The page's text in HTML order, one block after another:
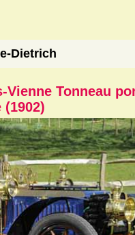
Dietrich
Vienne Tonneau